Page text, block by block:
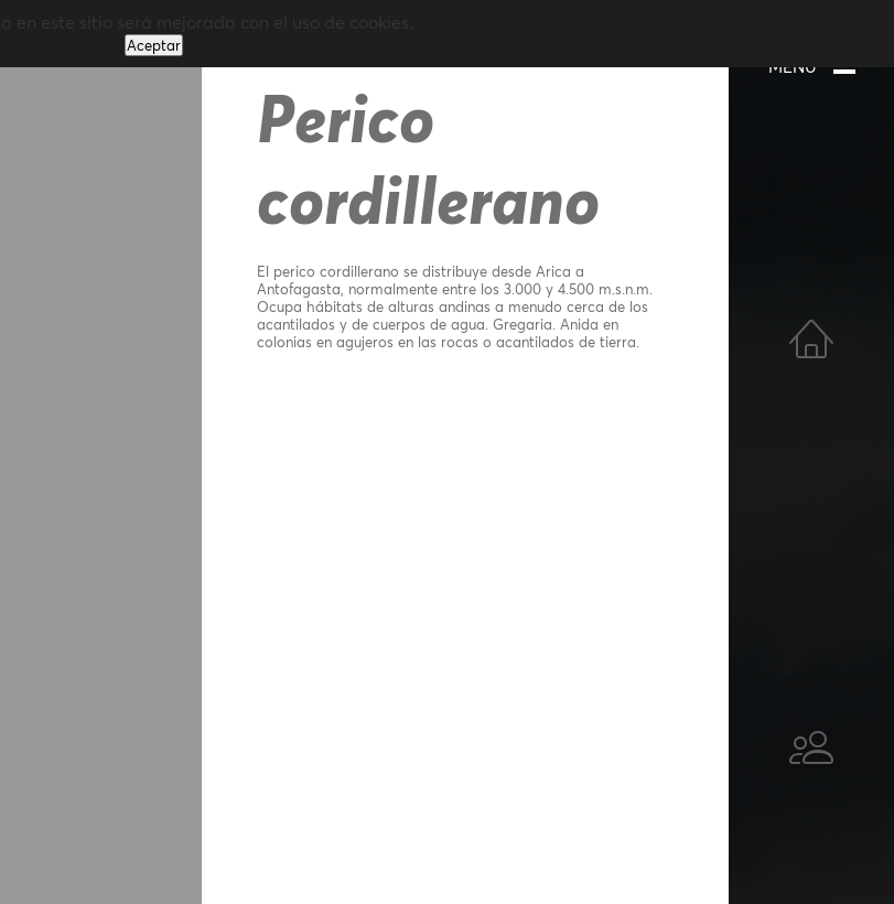
Aceptar
Perico
cordillerano
El perico cordillerano se distribuye desde Arica a
Antofagasta, normalmente entre los 3.000 y 4.500 m.s.n.m.
Ocupa hábitats de alturas andinas a menudo cerca de los
acantilados y de cuerpos de agua. Gregaria. Anida en
colonias en agujeros en las rocas o acantilados de tierra.
MENÚ